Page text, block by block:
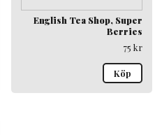
English Tea Shop, Super
Berries
75 kr
Köp